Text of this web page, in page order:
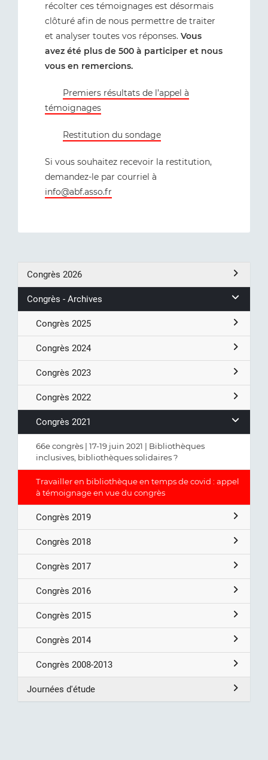
récolter ces témoignages est désormais
clôturé afin de nous permettre de traiter
et analyser toutes vos réponses. Vous
avez été plus de 500 à participer et nous
vous en remercions.
Premiers résultats de l’appel à
témoignages
Restitution du sondage
Si vous souhaitez recevoir la restitution,
demandez-le par courriel à
info@abf.asso.fr
Congrès 2026
Congrès - Archives
Congrès 2025
Congrès 2024
Congrès 2023
Congrès 2022
Congrès 2021
66e congrès | 17-19 juin 2021 | Bibliothèques
inclusives, bibliothèques solidaires ?
Travailler en bibliothèque en temps de covid : appel
à témoignage en vue du congrès
Congrès 2019
Congrès 2018
Congrès 2017
Congrès 2016
Congrès 2015
Congrès 2014
Congrès 2008-2013
Journées d'étude